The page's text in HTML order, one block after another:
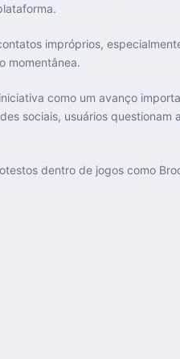
impróprios,
momentânea.
como um avanço
sociais, usuários
dentro de jogos como